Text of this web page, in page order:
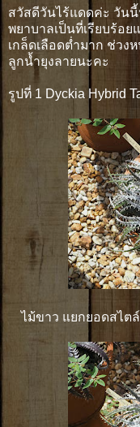
สวัสดีวันไร้แดดค่ะ วันนี้
พยาบาลเป็นที่เรียบร้อ
เกล็ดเลือดต่ำมาก ช่วง
ลูกน้ำยุงลายนะคะ
รูปที่ 1 Dyckia Hybrid
ไม้ขาว แยกยอดสไตล์